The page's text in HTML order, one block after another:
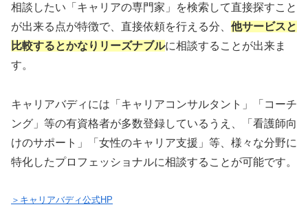
相談したい「キャリアの専門家」を検索して直接探すこと
が出来る点が特徴で、直接依頼を行える分、 他サービスと
比較するとかなりリーズナブルに相談することが出来ま
す。
キャリアバディには「キャリアコンサルタント」「コーチ
ング」等の有資格者が多数登録しているうえ、「看護師向
けのサポート」「女性のキャリア支援」等、様々な分野に
特化したプロフェッショナルに相談することが可能です。
＞キャリアバディ公式HP